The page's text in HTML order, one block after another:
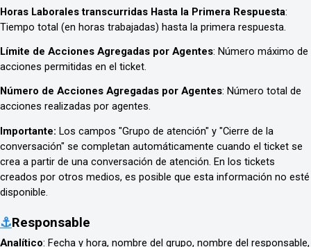
Horas Laborales transcurridas Hasta la Primera Respuesta:
Tiempo total (en horas trabajadas) hasta la primera respuesta.
Límite de Acciones Agregadas por Agentes: Número máximo de
acciones permitidas en el ticket.
Número de Acciones Agregadas por Agentes: Número total de
acciones realizadas por agentes.
Importante: Los campos "Grupo de atención" y "Cierre de la
conversación" se completan automáticamente cuando el ticket se
crea a partir de una conversación de atención. En los tickets
creados por otros medios, es posible que esta información no esté
disponible.
⚓Responsable
Analítico: Fecha y hora, nombre del grupo, nombre del responsable,